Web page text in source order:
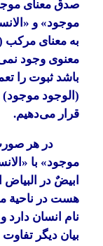
صدق معنای
موجود» و
به معنای مرکب
معنوی وجود
باشد ثبوت را
(الوجود
قرار می‌دهیم.
در هر
موجود» با
ابیضٌ در
هست در ناحیة
نام انسان دارد
بیان دیگر